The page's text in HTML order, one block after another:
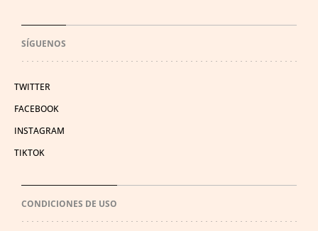
SÍGUENOS
TWITTER
FACEBOOK
INSTAGRAM
TIKTOK
CONDICIONES DE USO